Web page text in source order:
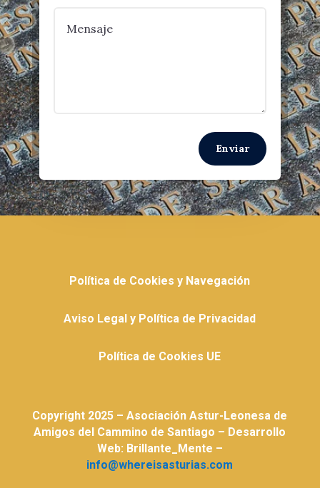
Enviar
Política de Cookies y Navegación
Aviso Legal y Política de Privacidad
Política de Cookies UE
Copyright 2025 – Asociación Astur-Leonesa de
Amigos del Cammino de Santiago – Desarrollo
Web: Brillante_Mente –
info@whereisasturias.com